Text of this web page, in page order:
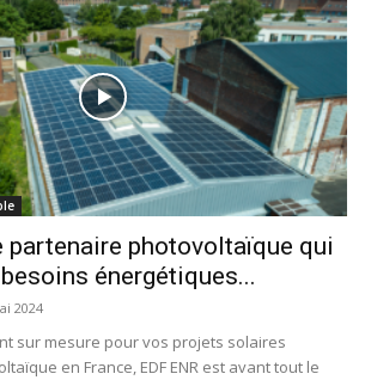
partenaire photovoltaïque qui
besoins énergétiques...
2024
sur mesure pour vos projets solaires
en France, EDF ENR est avant tout le